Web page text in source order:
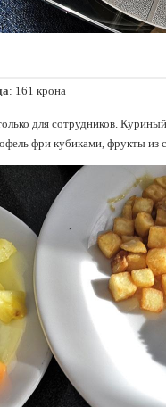
: 161 крона
для сотрудников.
фри кубиками, фрукты из